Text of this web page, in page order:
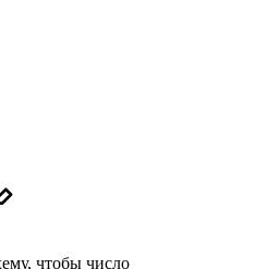
чтобы число